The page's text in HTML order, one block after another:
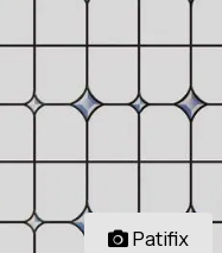
Patifix